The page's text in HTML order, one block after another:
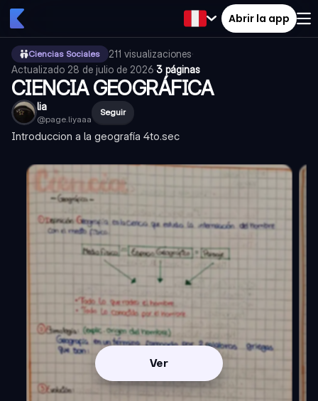
Abrir la app
Ciencias Sociales 211 visualizaciones·
Actualizado 28 de julio de 2026·3 páginas
CIENCIA GEOGRÁFICA
lia
@page.liyaaa
Seguir
Introduccion a la geografía 4to.sec
Ver